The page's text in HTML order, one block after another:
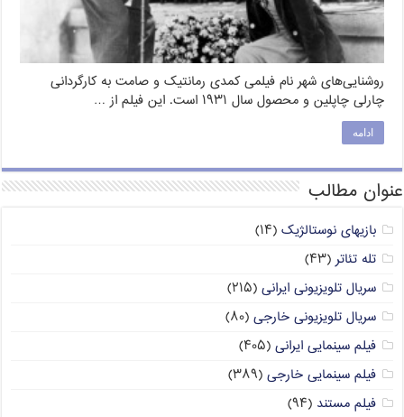
روشنایی‌های شهر نام فیلمی کمدی رمانتیک و صامت به کارگردانی
چارلی چاپلین و محصول سال ۱۹۳۱ است. این فیلم از …
ادامه
عنوان مطالب
بازیهای نوستالژیک (۱۴)
تله تئاتر(۴۳)
سریال تلویزیونی ایرانی (۲۱۵)
سریال تلویزیونی خارجی (۸۰)
فیلم سینمایی ایرانی (۴۰۵)
فیلم سینمایی خارجی (۳۸۹)
فیلم مستند (۹۴)